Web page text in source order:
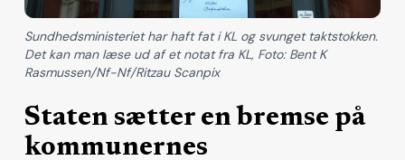
Staten sætter en bremse på
kommunernes
Sundhedsministeriet har haft fat i KL og svunget taktstokken.
Det kan man læse ud af et notat fra KL, Foto: Bent K
Rasmussen/Nf-Nf/Ritzau Scanpix